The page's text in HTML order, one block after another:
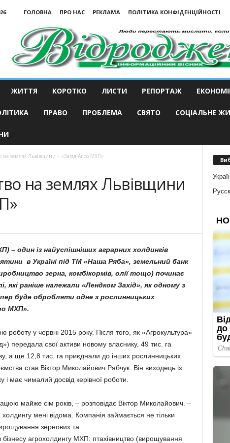
ГОЛОВНА ПРО НАС РЕКЛАМА
ПОЛІТИКА КОНФІДЕНЦІЙНОСТІ
ЖИТТЯ КОРОТКО ЛИСТИ РЕПОРТАЖ
ПРАВО ПРОБЛЕМА СВЯТО СОЦІАЛЬНЕ
на землях Львівщини – «Захід-Агро МХП»
на землях Львівщини
– один із найуспішніших аграрних холдингів
в Україні під ТМ «Наша Ряба», земельний банк
зерна, комбікормів, олії тощо) починає
які раніше належали «Лендком Захід», як одному з
буде обробляти одне з рослинницьких
МХП».
у червні 2015 року. Після того, як «Агрокультура»
передала свої активи новому власнику, 49 тис. га
а ще 12,8 тис. га приєднали до інших рослинницьких
став Віктор Миколайович Рябчук. Він виходець із
має чималий досвід керівної роботи.
майже сім років, – розповідає Віктор Миколайович. –
мені відома. Компанія займається не тільки
зернових та
агрохолдингу МХП: птахівництво (вирощування